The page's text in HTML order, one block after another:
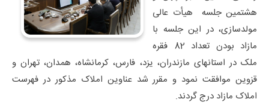
هشتمین جلسه هیأت عالی
مولدسازی، در این جلسه با
مازاد بودن تعداد 82 فقره
ملک در استان­های مازندران، یزد، فارس، کرمانشاه، همدان، تهران و
قزوین موافقت نمود و مقرر شد عناوین املاک مذکور در فهرست
املاک مازاد درج گردند.